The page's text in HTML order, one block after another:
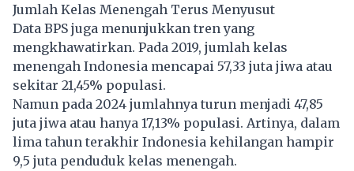
Jumlah Kelas Menengah Terus Menyusut
Data BPS juga menunjukkan tren yang
mengkhawatirkan. Pada 2019, jumlah kelas
menengah Indonesia mencapai 57,33 juta jiwa atau
sekitar 21,45% populasi.
Namun pada 2024 jumlahnya turun menjadi 47,85
juta jiwa atau hanya 17,13% populasi. Artinya, dalam
lima tahun terakhir Indonesia kehilangan hampir
9,5 juta penduduk kelas menengah.